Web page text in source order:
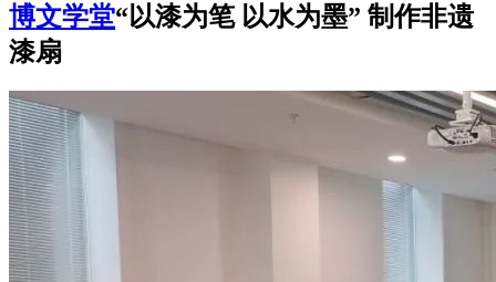
博文学堂“以漆为笔 以水为墨” 制作非遗
漆扇